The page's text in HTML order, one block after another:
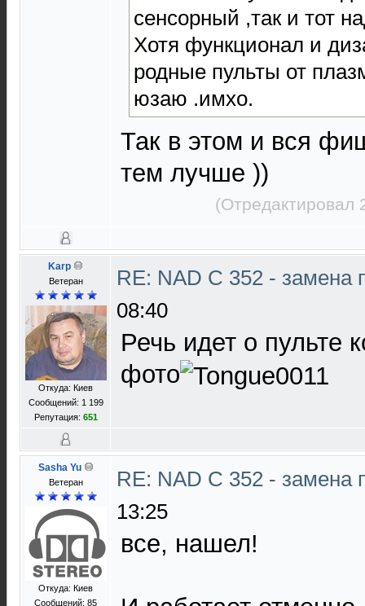
сенсорный ,так и тот
Хотя функционал и
родные пульты от
юзаю .имхо.
Так в этом и вся
тем лучше ))
Karp
Ветеран
Откуда: Киев
Сообщений: 1 199
Репутация: 651
RE: NAD C 352 - замена
08:40
Речь идет о пульте
фото
Sasha Yu
Ветеран
Откуда: Киев
Сообщений: 85
RE: NAD C 352 - замена
13:25
все, нашел!